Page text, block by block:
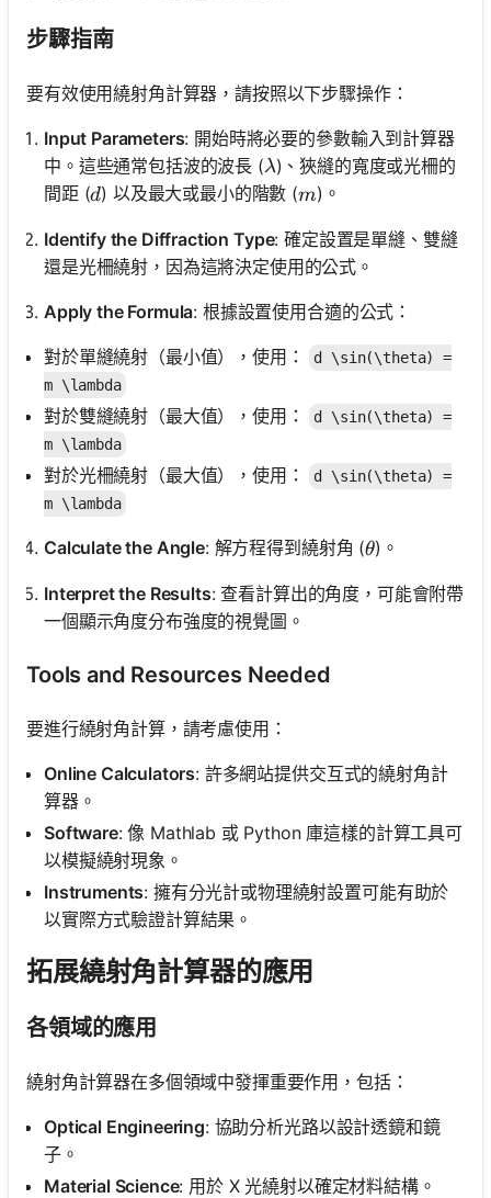
步驟指南
要有效使用繞射角計算器，請按照以下步驟操作：
Input Parameters: 開始時將必要的參數輸入到計算器
中。這些通常包括波的波長 (\lambda
λ)、狹縫的寬度或光柵的
間距 (d
d) 以及最大或最小的階數 (m
m)。
Identify the Diffraction Type: 確定設置是單縫、雙縫
還是光柵繞射，因為這將決定使用的公式。
Apply the Formula: 根據設置使用合適的公式：
對於單縫繞射（最小值），使用：
d \sin(\theta) =
m \lambda
對於雙縫繞射（最大值），使用：
d \sin(\theta) =
m \lambda
對於光柵繞射（最大值），使用：
d \sin(\theta) =
m \lambda
Calculate the Angle: 解方程得到繞射角 (\theta
θ)。
Interpret the Results: 查看計算出的角度，可能會附帶
一個顯示角度分布強度的視覺圖。
Tools and Resources Needed
要進行繞射角計算，請考慮使用：
Online Calculators: 許多網站提供交互式的繞射角計
算器。
Software: 像 Mathlab 或 Python 庫這樣的計算工具可
以模擬繞射現象。
Instruments: 擁有分光計或物理繞射設置可能有助於
以實際方式驗證計算結果。
拓展繞射角計算器的應用
各領域的應用
繞射角計算器在多個領域中發揮重要作用，包括：
Optical Engineering: 協助分析光路以設計透鏡和鏡
子。
Material Science: 用於 X 光繞射以確定材料結構。